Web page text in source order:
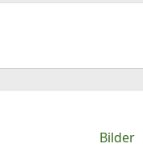
t
e
Bilder